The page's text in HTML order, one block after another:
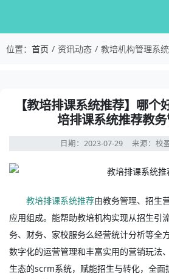
位置： 首页 资讯动态 教培机构管理系
【教培排课系统推荐】哪
培排课系统推荐教
日期：2023-07-29 来源：校
教培排课系统推荐由教务管理、招生
应用组成。能帮助教培机构实现从招生引
务、财务、家校服务么经营统计分析等全
数字化的运营管理和丰富实用的营销玩法
生态的scrm系统，赋能招生与转化，全